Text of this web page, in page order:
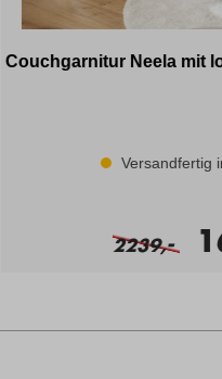
Couchgarnitur Neela mit
Versandfertig
2239,-